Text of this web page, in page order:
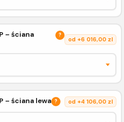
– ściana
?
od +6 016,00 zl
– ściana lewa ? od +4 106,00 zl